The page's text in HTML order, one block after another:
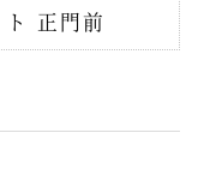
正門前